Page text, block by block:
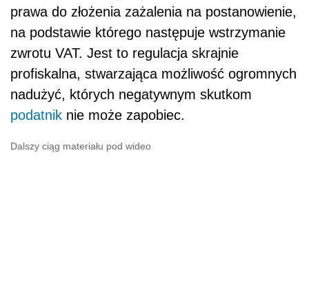
prawa do złożenia zażalenia na postanowienie,
na podstawie którego następuje wstrzymanie
zwrotu VAT. Jest to regulacja skrajnie
profiskalna, stwarzająca możliwość ogromnych
nadużyć, których negatywnym skutkom
podatnik nie może zapobiec.
Dalszy ciąg materiału pod wideo